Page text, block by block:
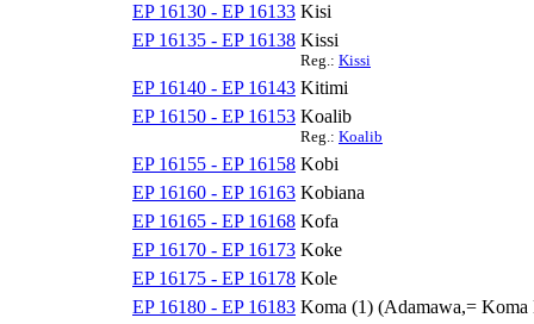
EP 16130 - EP 16133 Kisi
EP 16135 - EP 16138 Kissi
Reg.: Kissi
EP 16140 - EP 16143 Kitimi
EP 16150 - EP 16153 Koalib
Reg.: Koalib
EP 16155 - EP 16158 Kobi
EP 16160 - EP 16163 Kobiana
EP 16165 - EP 16168 Kofa
EP 16170 - EP 16173 Koke
EP 16175 - EP 16178 Kole
EP 16180 - EP 16183 Koma (1) (Adamawa,= Koma